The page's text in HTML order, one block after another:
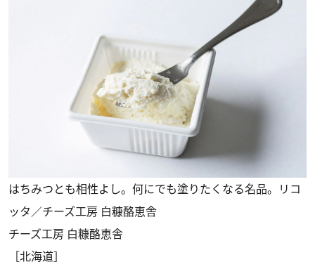
はちみつとも相性よし。何にでも塗りたくなる名品。リコ
ッタ／チーズ工房 白糠酪恵舎
チーズ工房 白糠酪恵舎
［北海道］